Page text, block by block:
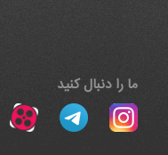
ما را دنبال کنید